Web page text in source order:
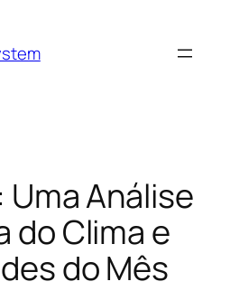
Uma Análise
do Clima e
do Mês